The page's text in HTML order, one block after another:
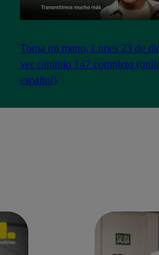
Toma mi mano, Lunes 23 de
ver capítulo 147 completo
español)